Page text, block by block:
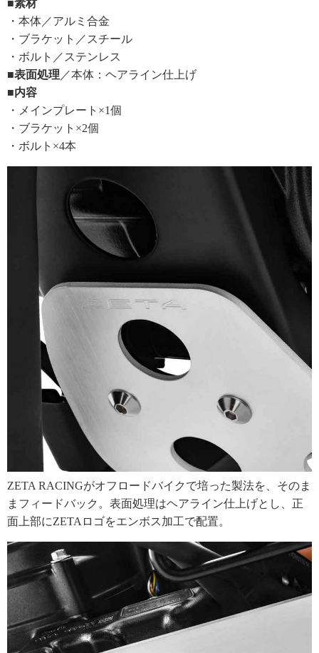
■素材
・本体／アルミ合金
・ブラケット／スチール
・ボルト／ステンレス
■表面処理 ／本体：ヘアライン仕上げ
■内容
・メインプレート×1個
・ブラケット×2個
・ボルト×4本
ZETA RACINGがオフロードバイクで培った製法を、そのま
まフィードバック。表面処理はヘアライン仕上げとし、正
面上部にZETAロゴをエンボス加工で配置。